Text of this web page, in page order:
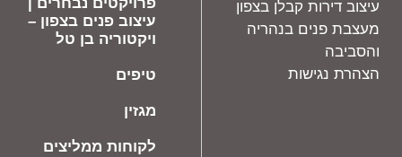
עיצוב פנים בצפון –
ויקטוריה בן טל
טיפים
מגזין
לקוחות ממליצים
עיצוב דירות קבלן בצפון
מעצבת פנים בנהריה
והסביבה
הצהרת נגישות